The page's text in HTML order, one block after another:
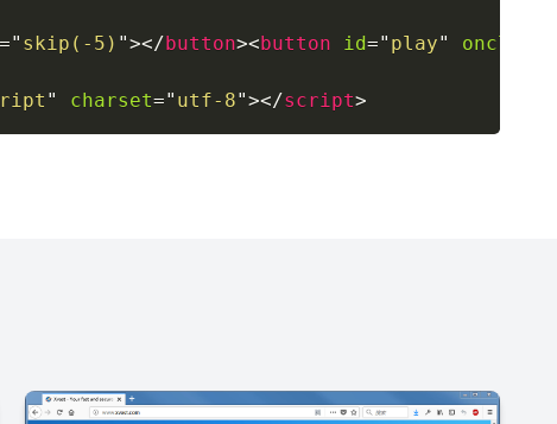
=" skip ( - 5 ) "></button><button id=" play" onclick
" charset=" utf-8"></script>